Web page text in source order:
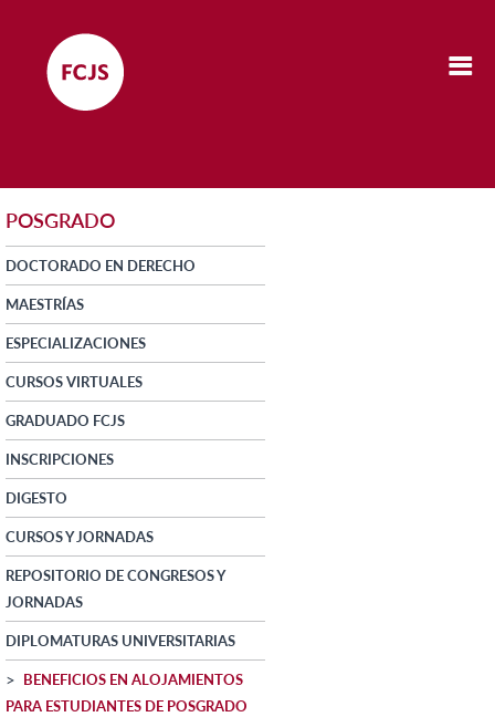
POSGRADO
DOCTORADO EN DERECHO
MAESTRÍAS
ESPECIALIZACIONES
CURSOS VIRTUALES
GRADUADO FCJS
INSCRIPCIONES
DIGESTO
CURSOS Y JORNADAS
REPOSITORIO DE CONGRESOS Y
JORNADAS
DIPLOMATURAS UNIVERSITARIAS
BENEFICIOS EN ALOJAMIENTOS
PARA ESTUDIANTES DE POSGRADO